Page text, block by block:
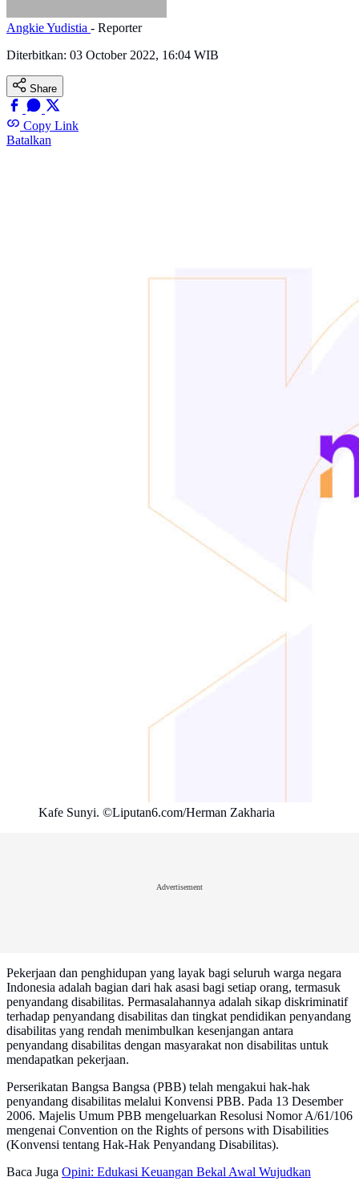
Angkie Yudistia - Reporter
Diterbitkan: 03 October 2022, 16:04 WIB
Share
Copy Link
Batalkan
Kafe Sunyi. ©Liputan6.com/Herman Zakharia
Advertisement
Pekerjaan dan penghidupan yang layak bagi seluruh warga negara
Indonesia adalah bagian dari hak asasi bagi setiap orang, termasuk
penyandang disabilitas. Permasalahannya adalah sikap diskriminatif
terhadap penyandang disabilitas dan tingkat pendidikan penyandang
disabilitas yang rendah menimbulkan kesenjangan antara
penyandang disabilitas dengan masyarakat non disabilitas untuk
mendapatkan pekerjaan.
Perserikatan Bangsa Bangsa (PBB) telah mengakui hak-hak
penyandang disabilitas melalui Konvensi PBB. Pada 13 Desember
2006. Majelis Umum PBB mengeluarkan Resolusi Nomor A/61/106
mengenai Convention on the Rights of persons with Disabilities
(Konvensi tentang Hak-Hak Penyandang Disabilitas).
Baca Juga Opini: Edukasi Keuangan Bekal Awal Wujudkan